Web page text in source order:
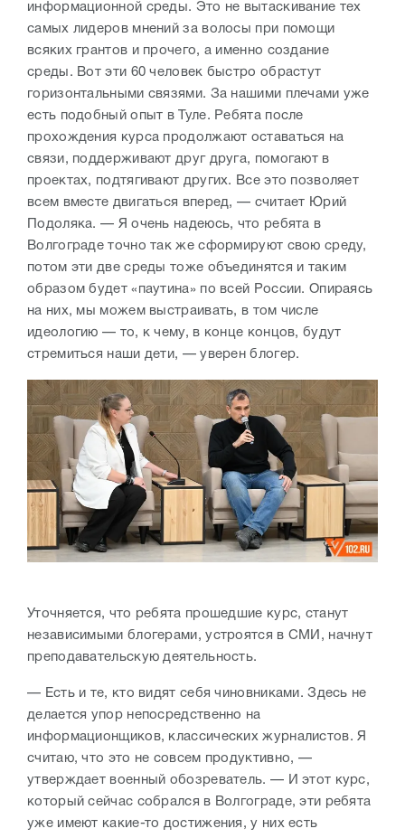
информационной среды. Это не вытаскивание тех
самых лидеров мнений за волосы при помощи
всяких грантов и прочего, а именно создание
среды. Вот эти 60 человек быстро обрастут
горизонтальными связями. За нашими плечами уже
есть подобный опыт в Туле. Ребята после
прохождения курса продолжают оставаться на
связи, поддерживают друг друга, помогают в
проектах, подтягивают других. Все это позволяет
всем вместе двигаться вперед, — считает Юрий
Подоляка. — Я очень надеюсь, что ребята в
Волгограде точно так же сформируют свою среду,
потом эти две среды тоже объединятся и таким
образом будет «паутина» по всей России. Опираясь
на них, мы можем выстраивать, в том числе
идеологию — то, к чему, в конце концов, будут
стремиться наши дети, — уверен блогер.
Уточняется, что ребята прошедшие курс, станут
независимыми блогерами, устроятся в СМИ, начнут
преподавательскую деятельность.
— Есть и те, кто видят себя чиновниками. Здесь не
делается упор непосредственно на
информационщиков, классических журналистов. Я
считаю, что это не совсем продуктивно, —
утверждает военный обозреватель. — И этот курс,
который сейчас собрался в Волгограде, эти ребята
уже имеют какие-то достижения, у них есть